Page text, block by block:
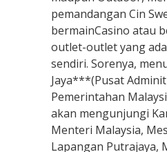
pemandangan Cin
bermainCasino atau
outlet-outlet yang
sendiri. Sorenya,
Jaya***(Pusat
Pemerintahan
akan mengunjungi
Menteri Malaysia,
Lapangan Putrajaya,